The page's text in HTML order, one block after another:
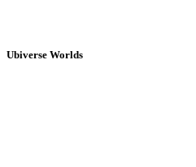
Ubiverse Worlds